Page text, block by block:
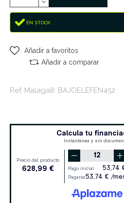
EN STOCK
Añadir a favoritos
Añadir a comparar
Ref. Malaga8: BAJOELEFEN452